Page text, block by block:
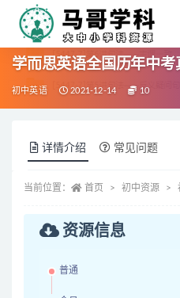
学而思英语全国历年中
初中英语 2021-12-14 10
详情介绍 常见问题
当前位置： 首页 初中资源
资源信息
普通
全部